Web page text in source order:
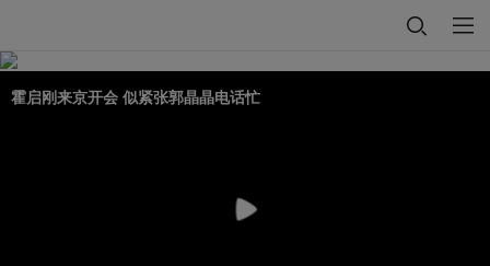
霍启刚来京开会 似紧张郭晶晶电话忙